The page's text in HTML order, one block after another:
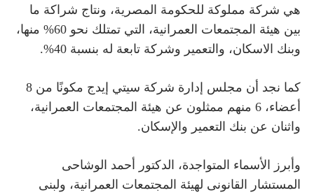
هي شركة مملوكة للحكومة المصرية، ونتاج شراكة ما
بين هيئة المجتمعات العمرانية، التي تمتلك نحو 60% منها،
وبنك الاسكان، والتعمير وشركة تابعة له بنسبة 40%.
كما نجد أن مجلس إدارة شركة سيتي إيدج
مكونًا من 8
أعضاء، 6 منهم ممثلون عن هيئة المجتمعات العمرانية،
واثنان عن بنك التعمير والإسكان.
وأبرز الأسماء المتواجدة،
الدكتور أحمد الوشاحى
المستشار القانونى لهيئة المجتمعات العمرانية، ولبنى